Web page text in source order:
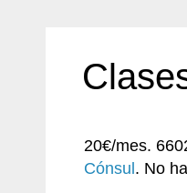
20€/mes.
Cónsul . No